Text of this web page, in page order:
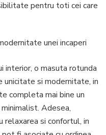
pentru toti cei care
unei incaperi
interior, o masuta rotunda
unicitate si modernitate, in
completa mai bine un
Adesea,
si confortul, in